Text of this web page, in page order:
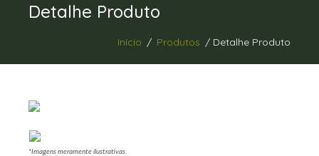
Detalhe Produto
Início / Produtos / Detalhe Produto
*Imagens meramente ilustrativas.